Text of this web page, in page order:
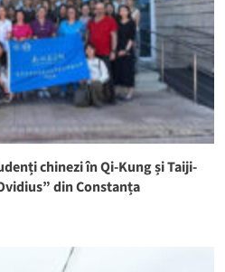
chinezi în Qi-Kung și Taiji-
din Constanța